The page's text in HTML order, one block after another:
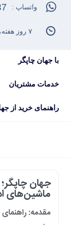
با جهان چاپگر
خدمات مشتریان
راهنمای خرید از
واتساپ :
۷ روز هفته، از ساعت ۹ تا ۲۰ پاسخگوی شما هستیم
جهان
ماشین‌های
مقدمه: